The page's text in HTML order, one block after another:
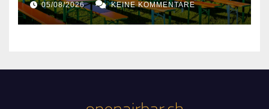
05/08/2026 KEINE KOMMENTARE